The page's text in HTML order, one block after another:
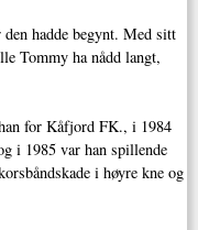
hadde begynt. Med sitt
Tommy ha nådd langt,
for Kåfjord FK., i 1984
i 1985 var han spillende
i høyre kne og